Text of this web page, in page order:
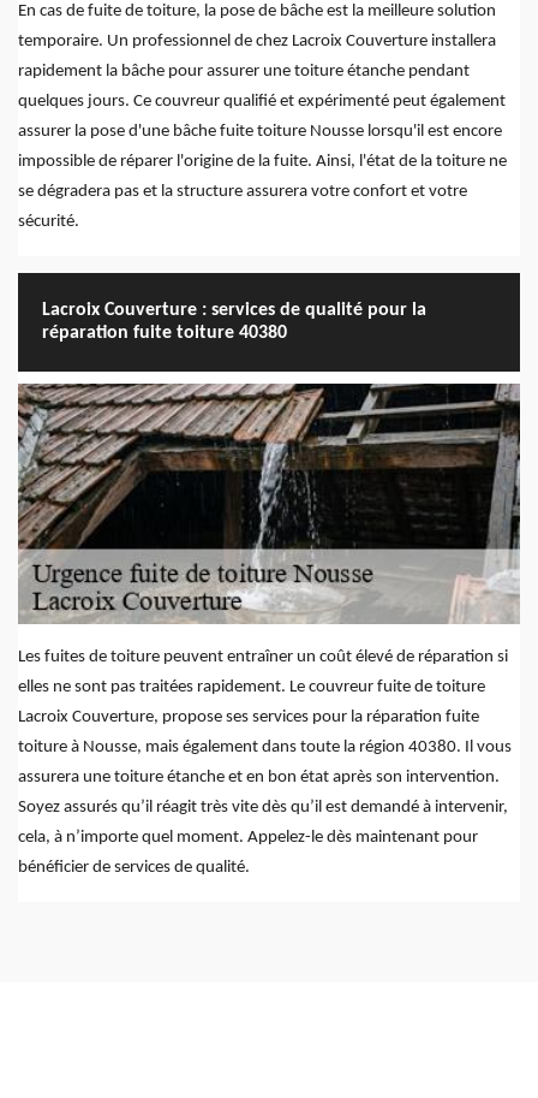
En cas de fuite de toiture, la pose de bâche est la meilleure solution
temporaire. Un professionnel de chez Lacroix Couverture installera
rapidement la bâche pour assurer une toiture étanche pendant
quelques jours. Ce couvreur qualifié et expérimenté peut également
assurer la pose d'une bâche fuite toiture Nousse lorsqu'il est encore
impossible de réparer l'origine de la fuite. Ainsi, l'état de la toiture ne
se dégradera pas et la structure assurera votre confort et votre
sécurité.
Lacroix Couverture : services de qualité pour la
réparation fuite toiture 40380
Les fuites de toiture peuvent entraîner un coût élevé de réparation si
elles ne sont pas traitées rapidement. Le couvreur fuite de toiture
Lacroix Couverture, propose ses services pour la réparation fuite
toiture à Nousse, mais également dans toute la région 40380. Il vous
assurera une toiture étanche et en bon état après son intervention.
Soyez assurés qu’il réagit très vite dès qu’il est demandé à intervenir,
cela, à n’importe quel moment. Appelez-le dès maintenant pour
bénéficier de services de qualité.